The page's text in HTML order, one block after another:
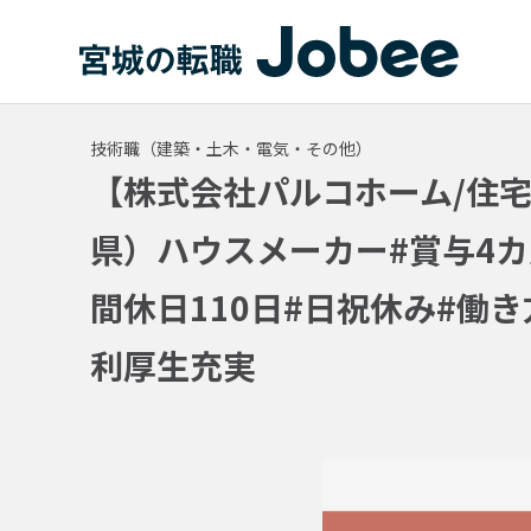
技術職（建築・土木・電気・その他）
【株式会社パルコホーム/住
県）ハウスメーカー#賞与4
間休日110日#日祝休み#働
利厚生充実